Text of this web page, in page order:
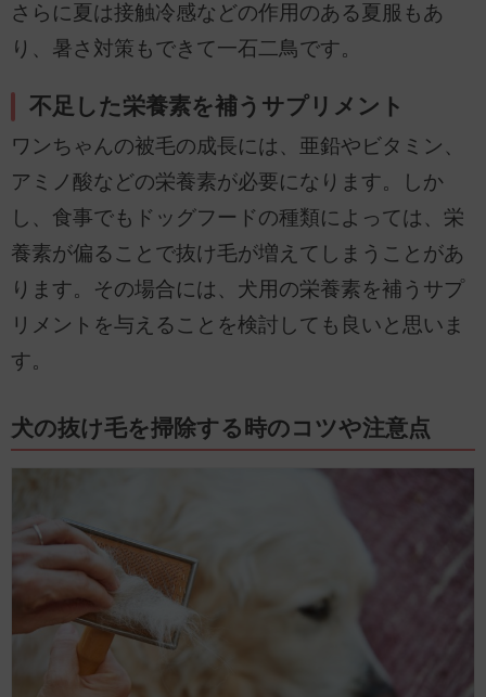
さらに夏は接触冷感などの作用のある夏服もあ
り、暑さ対策もできて一石二鳥です。
不足した栄養素を補うサプリメント
ワンちゃんの被毛の成長には、亜鉛やビタミン、
アミノ酸などの栄養素が必要になります。しか
し、食事でもドッグフードの種類によっては、栄
養素が偏ることで抜け毛が増えてしまうことがあ
ります。その場合には、犬用の栄養素を補うサプ
リメントを与えることを検討しても良いと思いま
す。
犬の抜け毛を掃除する時のコツや注意点